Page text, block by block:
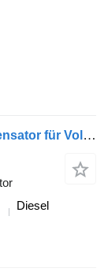
Carrier B7R (01.06-) 4TFCY Klimakondensator für Volvo B7, B8, B9, B12 bus (2005-)
Diesel